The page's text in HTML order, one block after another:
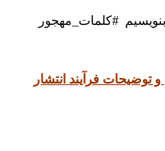
#کلمات_مهجور
توضیحات فرآیند انتشار